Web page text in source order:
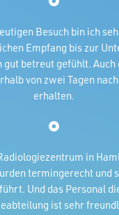
Besuch bin ich
Empfang bis zur
gut betreut gefühlt. Auch
von zwei Tagen
erhalten.
in
termingerecht und
Und das Personal
ist sehr